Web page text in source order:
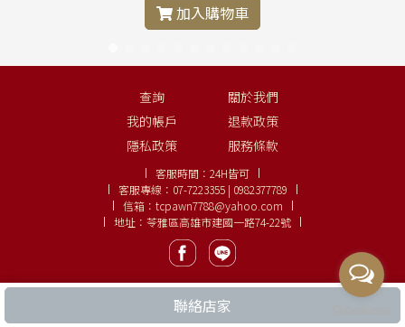
聯絡店家
加入購物車
查詢
關於我們
我的帳戶
退款政策
隱私政策
服務條款
客服時間： 24H皆可
客服專線： 07-7223355 | 0982377789
信箱： tcpawn7788@yahoo.com
地址：苓雅區高雄市建國一路74-22號
大眾名錶、鑽石線上購